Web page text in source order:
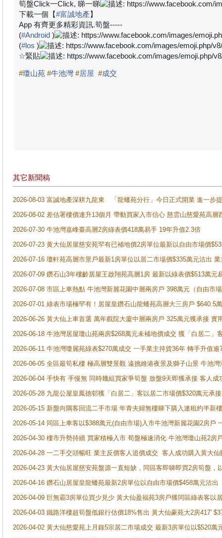
筍盤Click一Click, 睇一睇
下載一個【#富誠地產】
App 有齊更多精彩資訊.筍盤-----
(#Android )
(#los )
☆緊貼
#瓊山苑 #牛池灣 #居屋 #成交
其它新聞稿
2026-08-03 富誠地產深耕九龍東 「龍蟠苑分行」今日正式開業 進一步
2026-08-02 差估署樓價連升13個月 帶動買家入市信心 慈雲山慈愛苑高層
2026-07-30 牛池灣嘉峰臺高層2房綠表價418萬易手 19年升值2.3倍
2026-07-23 黄大仙居屋慈安苑罕有已補地價2房單位最新以自由市場價
2026-07-16 瓊軒苑高層市景戶最新1房單位以居二市場價$335萬元沽出
2026-07-09 鑽石山3年樓齡居屋王啟翔苑高層1房 最新以綠表價$513萬元
2026-07-08 市區上車熱點 牛池灣新麗花園中層兩房戶 398萬元（自由市
2026-07-01 綠表市場極罕有！居屋皇鑽石山龍蟠苑高層大三房戶
2026-06-26 黃大仙上車首選 萬年戲院大廈中層兩房戶 325萬元獲承接 實
2026-06-18 牛池灣居屋瓊山苑兩房$268萬元未補地價成交 獲「白居二」
2026-06-11 牛池灣瓊麗苑綠表$270萬成交 一手業主持貨36年 轉手升值逾
2026-06-05 全區最筍私樓 極高層雙景觀 遠挑維港夜景及獅子山景 牛池
2026-06-04 手快有 手慢無 同時幾組買家爭筍盤 放盤9天即獲承接 客人
2026-05-28 九龍公屋皇鳳德邨獲「白居二」客以居二市場價$320萬元承接
2026-05-15 新盤向隅客回流二手市場 年青夫婦無樓睇下購入連租約半新
2026-05-14 同區上車客以$388萬元(自由市場)入市牛池灣新麗花園2房戶
2026-04-30 樓市升勢持續 買家積極入市 荀盤極速消化 牛池灣瓊山苑2房
2026-04-28 一二手交頭暢旺 業主反價客人追價成交 客人成功購入黃大
2026-04-23 黃大仙居屋慈安苑盤源一直短缺，同區客即睇即買2房筍盤，
2026-04-16 鑽石山居屋皇龍蟠苑最新2房單位以自由市場價$458萬元沽出
2026-04-09 巨無霸3房單位買少見少 黃大仙盈福苑3房戶獲同區綠表客以
2026-04-03 鐵路洋樓超筍盤低銀行估價18%售出 黃大仙豪苑大2房417'
2026-04-02 黃大仙慈愛苑上月錄5宗居二市場成交 最新3房單位以$520萬